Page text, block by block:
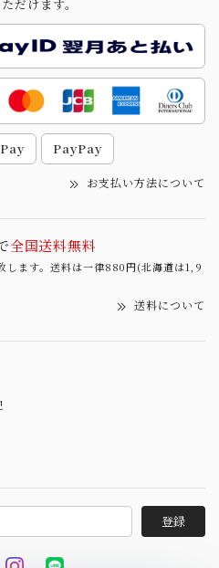
だけます。
PayPay
お支払い方法について
全国送料無料
します。送料は一律880円(北海道は1,9
送料について
登録